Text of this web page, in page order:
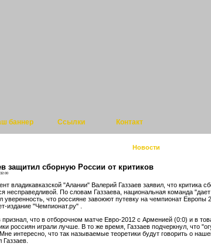
баннер Ссылки Контакт
Новости
защитил сборную России от критиков
владикавказской "Алании" Валерий Газзаев заявил, что критика
несправедливой. По словам Газзаева, национальная команда
уверенность, что россияне завоюют путевку на чемпионат Европы
издание "Чемпионат.ру" .
признал, что в отборочном матче Евро-2012 с Арменией (0:0) и в
россиян играли лучше. В то же время, Газзаев подчеркнул, что
интересно, что так называемые теоретики будут говорить о
Газзаев.